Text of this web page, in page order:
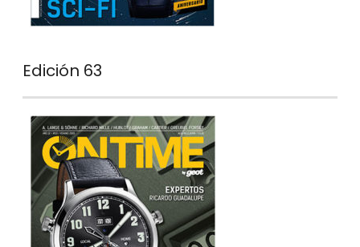
Edición 63